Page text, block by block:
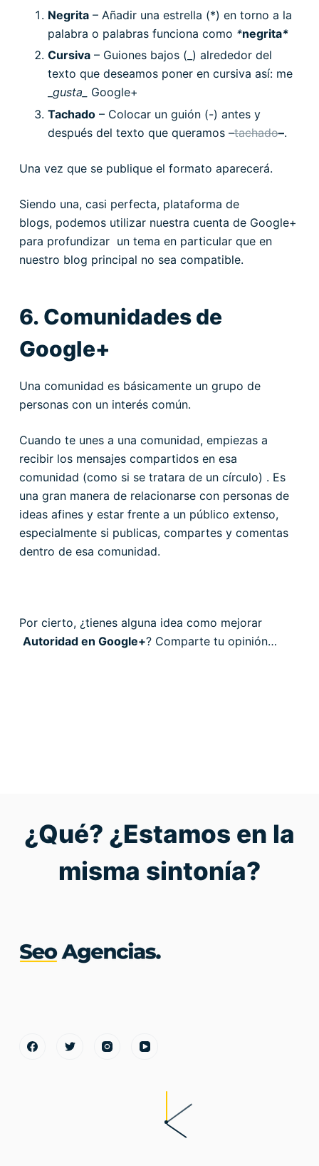
Negrita– Añadir una estrella (*) en torno a la
palabra o palabras funciona como *negrita*
Cursiva– Guiones bajos (_) alrededor del
texto que deseamos poner en cursiva así: me
gusta_
Google+
Tachado– Colocar un guión (-) antes y
después del texto que queramos –tachado–.
Una vez que se publique el formato aparecerá.
Siendo una, casi perfecta, plataforma de
blogs, podemos utilizar nuestra cuenta de Google+
para profundizar un tema en particular que en
nuestro blog principal no sea compatible.
6. Comunidades de
Google+
Una comunidad es básicamente un grupo de
personas con un interés común.
Cuando te unes a una comunidad, empiezas a
recibir los mensajes compartidos en esa
comunidad (como si se tratara de un círculo) . Es
una gran manera de relacionarse con personas de
ideas afines y estar frente a un público extenso,
especialmente si publicas, compartes y comentas
dentro de esa comunidad.
Por cierto, ¿tienes alguna idea como mejorar
Autoridad en Google+? Comparte tu opinión…
¿Qué? ¿Estamos en la
misma sintonía?